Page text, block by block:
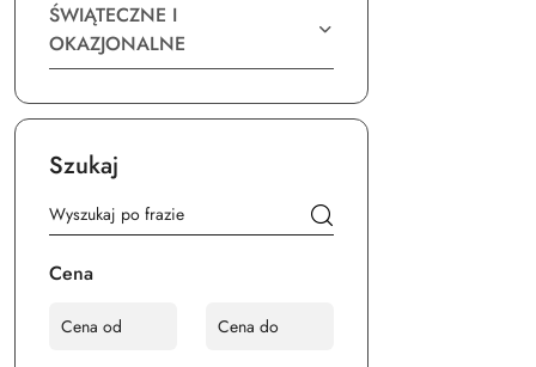
ŚWIĄTECZNE I
OKAZJONALNE
Szukaj
Cena